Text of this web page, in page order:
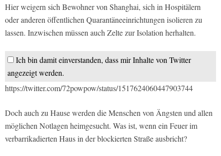
Hier weigern sich Bewohner von Shanghai, sich in Hospitälern
oder anderen öffentlichen Quarantäneeinrichtungen isolieren zu
lassen. Inzwischen müssen auch Zelte zur Isolation herhalten.
Ich bin damit einverstanden, dass mir Inhalte von Twitter
angezeigt werden.
https://twitter.com/72powpow/status/1517624060447903744
Doch auch zu Hause werden die Menschen von Ängsten und allen
möglichen Notlagen heimgesucht. Was ist, wenn ein Feuer im
verbarrikadierten Haus in der blockierten Straße ausbricht?